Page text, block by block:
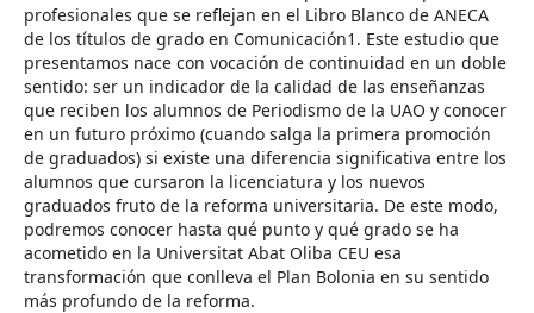
profesionales que se reflejan en el Libro Blanco de ANECA
de los títulos de grado en Comunicación1. Este estudio que
presentamos nace con vocación de continuidad en un doble
sentido: ser un indicador de la calidad de las enseñanzas
que reciben los alumnos de Periodismo de la UAO y conocer
en un futuro próximo (cuando salga la primera promoción
de graduados) si existe una diferencia significativa entre los
alumnos que cursaron la licenciatura y los nuevos
graduados fruto de la reforma universitaria. De este modo,
podremos conocer hasta qué punto y qué grado se ha
acometido en la Universitat Abat Oliba CEU esa
transformación que conlleva el Plan Bolonia en su sentido
más profundo de la reforma.